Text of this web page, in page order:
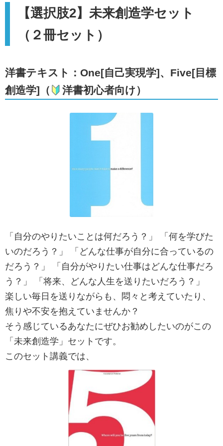
【選択肢2】未来創造学セット
（２冊セット）
洋書テキスト：One[自己実現学]、Five[目標
創造学]（
洋書初心者向け）
「自分のやりたいことは何だろう？」 「何を学びた
いのだろう？」 「どんな仕事が自分に合っているの
だろう？」 「自分がやりたい仕事はどんな仕事だろ
う？」 「将来、どんな人生を送りたいだろう？」
楽しい毎日を送りながらも、悶々と考えていたり、
焦りや不安を抱えていませんか？
そう感じているあなたにぜひお勧めしたいのがこの
「未来創造学」セットです。
このセット講義では、